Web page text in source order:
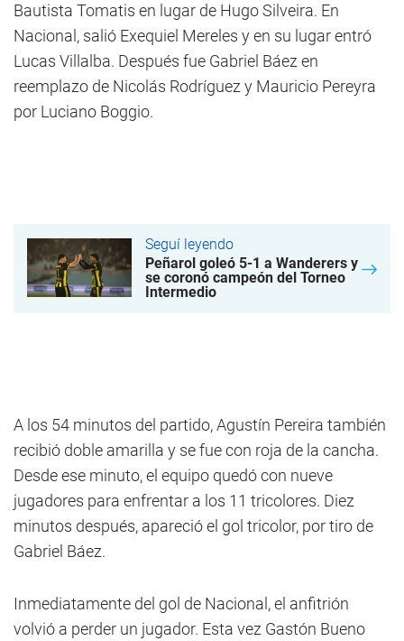
Bautista Tomatis en lugar de Hugo Silveira. En
Nacional, salió Exequiel Mereles y en su lugar entró
Lucas Villalba. Después fue Gabriel Báez en
reemplazo de Nicolás Rodríguez y Mauricio Pereyra
por Luciano Boggio.
Seguí leyendo
Peñarol goleó 5-1 a Wanderers y
se coronó campeón del Torneo
Intermedio
A los 54 minutos del partido, Agustín Pereira también
recibió doble amarilla y se fue con roja de la cancha.
Desde ese minuto, el equipo quedó con nueve
jugadores para enfrentar a los 11 tricolores. Diez
minutos después, apareció el gol tricolor, por tiro de
Gabriel Báez.
Inmediatamente del gol de Nacional, el anfitrión
volvió a perder un jugador. Esta vez Gastón Bueno